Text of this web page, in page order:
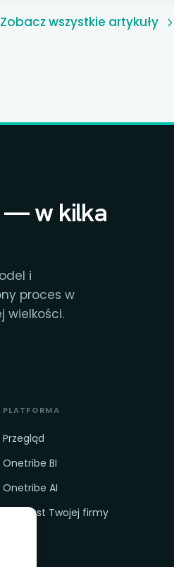
Zobacz wszystkie artykuły
— w kilka
i
proces w
wielkości.
PLATFORMA
Przegląd
Onetribe BI
Onetribe AI
Kontekst Twojej firmy